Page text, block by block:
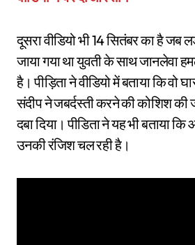
दूसरा वीडियो भी 14 सितंबर का है
जाया गया था युवती के साथ जानलेवा
है। पीड़िता ने वीडियो में बताया कि वो
संदीप ने जबर्दस्ती करने की कोशिश की
दबा दिया। पीडिता ने यह भी बताया
उनकी रंजिश चल रही है।